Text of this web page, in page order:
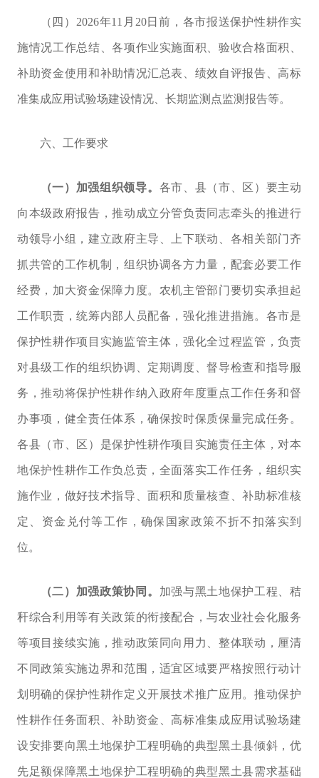
（四） 2026年11 月 20日前，各市报送保护性耕作实
施情况工作总结、各项作业实施面积、验收合格面积、
补助资金使用和补助情况汇总表、绩效自评报告、高标
准集成应用试验场建设情况、长期监测点监测报告等。
六、工作要求
（一）加强组织领导。 各市、县（市、区）要主动
向本级政府报告，推动成立分管负责同志牵头的推进行
动领导小组，建立政府主导、上下联动、各相关部门齐
抓共管的工作机制， 组织协调各方力量，配套必要工作
经费，加大资金保障力度。 农机主管部门要切实承担起
工作职责，统筹内部人员配备，强化推进措施。各市是
保护性耕作项目实施监管主体，强化全过程监管，负责
对县级工作的组织协调、定期调度、督导检查和指导服
务，推动将保护性耕作纳入政府年度重点工作任务和督
办事项，健全责任体系，确保按时保质保量完成任务。
各县（市、区）是保护性耕作项目实施责任主体，对本
地保护性耕作工作负总责，全面落实工作任务，组织实
施作业，做好技术指导、面积和质量核查、补助标准核
定、资金兑付等工作，确保国家政策不折不扣落实到
位。
（二）加强政策协同。 加强与黑土地保护工程、秸
秆综合利用等有关政策的衔接配合，与农业社会化服务
等项目接续实施，推动政策同向用力、整体联动，厘清
不同政策实施边界和范围，适宜区域要严格按照行动计
划明确的保护性耕作定义开展技术推广应用。推动保护
性耕作任务面积、补助资金、高标准集成应用试验场建
设安排要向黑土地保护工程明确的典型黑土县倾斜，优
先足额保障黑土地保护工程明确的典型黑土县需求基础